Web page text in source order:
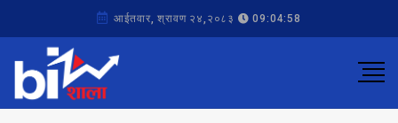
आईतवार, श्रावण २४,२०८३ 09:04:58